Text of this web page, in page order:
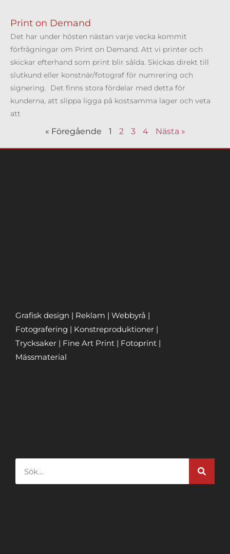
Print on Demand
Det har under hösten nästan varje vecka kommit
förfrågningar om Print on Demand. Att vi printer och
skickar efterhand som print blir sålda. Skickas direkt till
slutkund eller konstnär/fotograf för numrering och
signering. Det finns stora fördelar med detta för
kunderna, att slippa ligga på kostsamma lager och veta
att
« Föregående 1 2 3 4 Nästa »
Grafisk design | Reklam | Webbyrå |
Fotografering | Konstreproduktioner |
Trycksaker | Fine Art Print | Fotoprint |
Mässmaterial